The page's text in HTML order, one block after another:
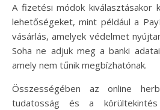
A fizetési módok kiválasztásakor
lehetőségeket, mint például a
vásárlás, amelyek védelmet
Soha ne adjuk meg a banki
amely nem tűnik megbízhatónak.
Összességében az online
tudatosság és a körültekintés